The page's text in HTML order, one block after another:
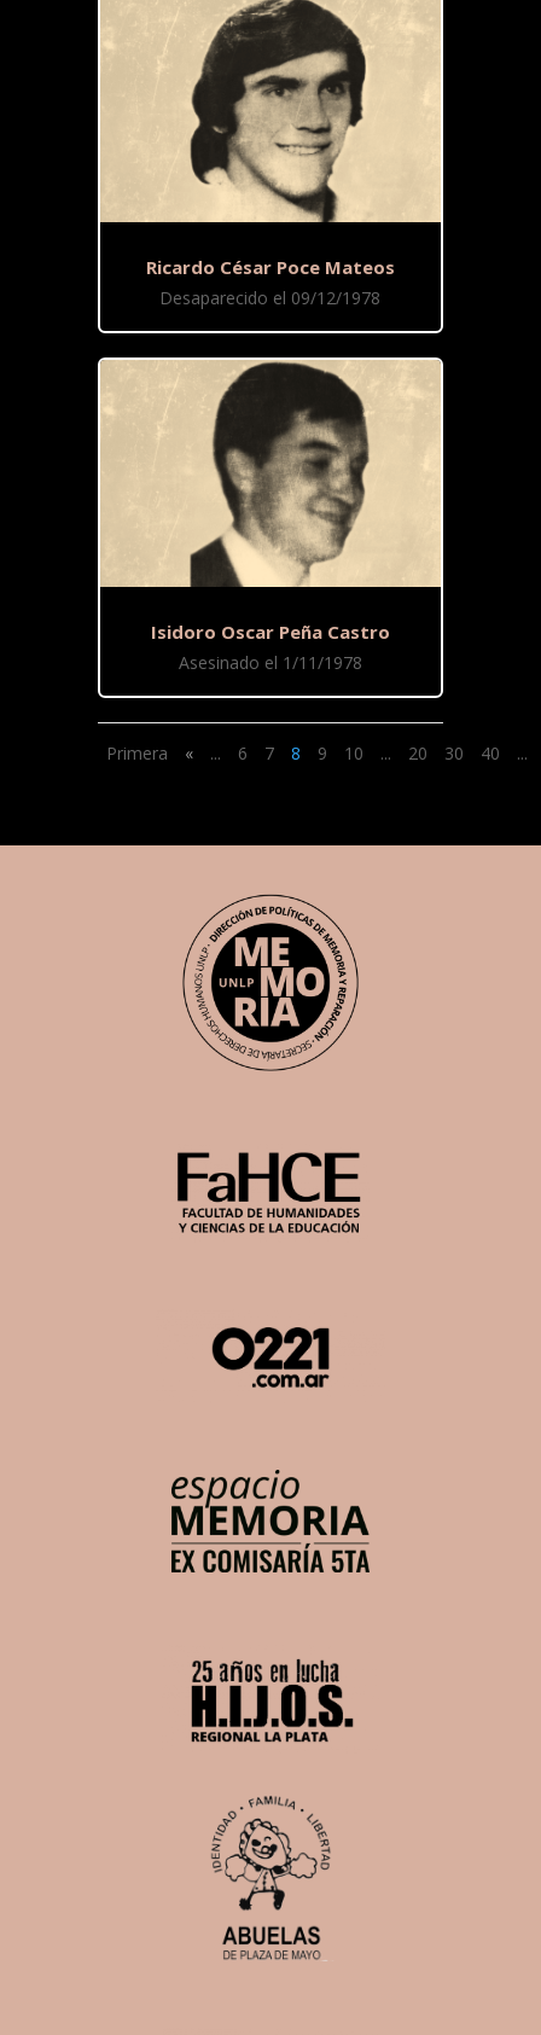
Ricardo César Poce Mateos
Desaparecido el 09/12/1978
Isidoro Oscar Peña Castro
Asesinado el 1/11/1978
Primera « ... 6 7 8 9 10 ... 20 30 40 ...